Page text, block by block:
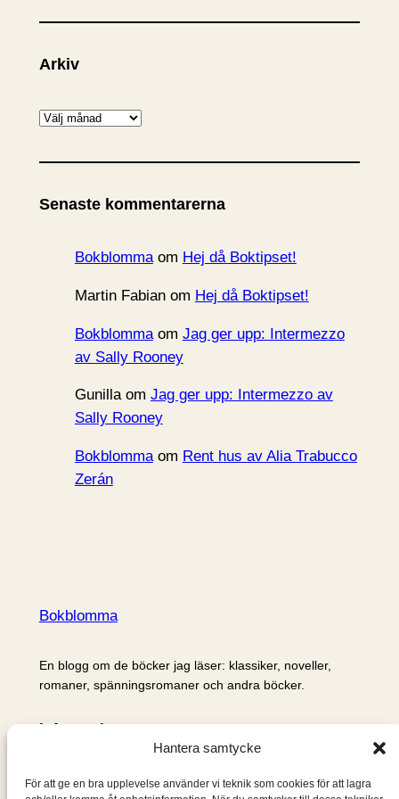
Hantera samtycke
För att ge en bra upplevelse använder vi teknik som cookies för att lagra
Arkiv
A
k
v
Senaste kommentarerna
Bokblommaom Hej då Boktipset!
Martin Fabianom Hej då Boktipset!
Bokblommaom Jag ger upp: Intermezzo
av Sally Rooney
Gunillaom Jag ger upp: Intermezzo av
Sally Rooney
Bokblommaom Rent hus av Alia Trabucco
Zerán
Bokblomma
En blogg om de böcker jag läser: klassiker, noveller,
romaner, spänningsromaner och andra böcker.
Information
Om mig & om bloggen